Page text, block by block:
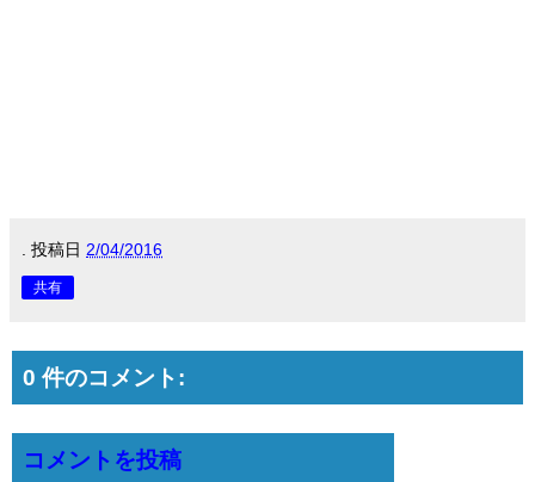
投稿日 2/04/2016
共有
0 件のコメント:
コメントを投稿